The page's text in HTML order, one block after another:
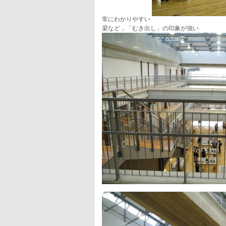
常にわかりやすい
梁など，「むき出し」の印象が強い